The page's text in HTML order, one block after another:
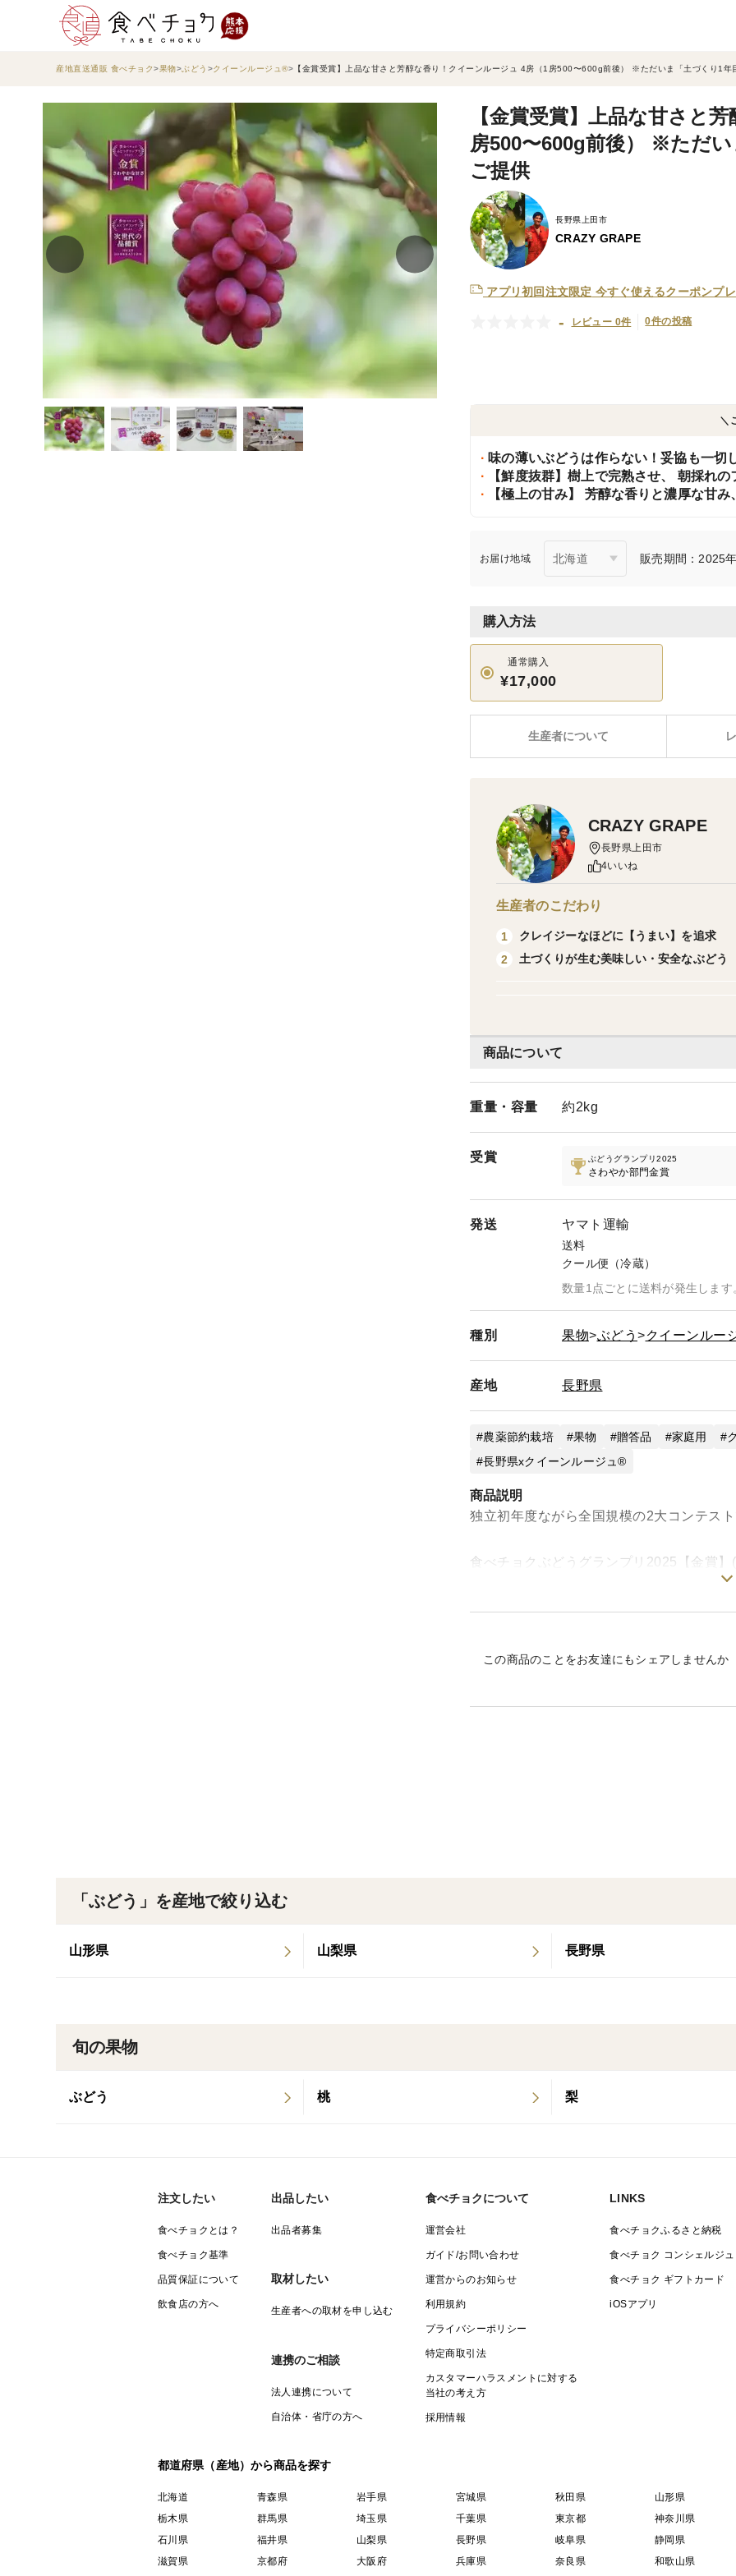
産地直送通販 食べチョク 果物 ぶどう クイーンルージュ®︎ 【金賞受賞】上品な甘さと芳醇な香り！クイーンルージュ 4房（1房500〜600g前後） ※ただいま「土づくり1年
【金賞受賞】上品な甘さと
房500〜600g前後） ※ただ
ご提供
長野県上田市
CRAZY GRAPE
アプリ初回注文限定 今すぐ使えるクーポンプ
- レビュー 0件 0件の投稿
＼
味の薄いぶどうは作らない！妥協も一切
【鮮度抜群】樹上で完熟させ、 朝採れの
【極上の甘み】 芳醇な香りと濃厚な甘
お届け地域 販売期間：2025
購入方法
通常購入
¥17,000
生産者について
商品について
重量・ 容量 約2kg
受賞 ぶどうグランプリ2025
さわやか部門金賞
発送 ヤマト運輸
送料
クール便（冷蔵）
数量1点ごとに送料が発生します
種別 果物 ぶどう クイーンルー
産地 長野県
農薬節約栽培 果物 贈答品 家庭用
長野県xクイーンルージュ®︎
商品説明
独立初年度ながら全国規模の2大コンテス
食べチョクぶどうグランプリ2025【金賞】
野菜ソムリエ協会主催 第2回全国ぶどう選
ぎ、皮が薄く渋みがないうえ、際立つ甘
それがCRAZY GRAPEのぶどうです。
4房（1房約500g〜600g※個体差あり）
■保存方法
到着後はできるだけ早めにお召し上がりく
9月下旬〜10月下旬予定
CRAZY GRAPEのぶどうの一番美味しい
■配送方法
この商品のことをお友達にもシェアしませんか
CRAZY GRAPE
長野県上田市
4いいね
生産者のこだわり
1
クレイジーなほどに【うまい】を追求
2
土づくりが生む美味しい・安全なぶどう
「ぶどう」を産地で絞り込む
山形県 山梨県 長野県
旬の果物
ぶどう 桃 梨
注文したい
食べチョクとは？
食べチョク基準
品質保証について
飲食店の方へ
出品したい
出品者募集
取材したい
生産者への取材を申し込む
連携のご相談
法人連携について
自治体・省庁の方へ
食べチョクについて
運営会社
ガイド/お問い合わせ
運営からのお知らせ
利用規約
プライバシーポリシー
特定商取引法
カスタマーハラスメントに対する
当社の考え方
採用情報
LINKS
食べチョクふるさと納税
食べチョク コンシェルジュ
食べチョク ギフトカード
iOSアプリ
都道府県（産地）から商品を探す
北海道 青森県 岩手県 宮城県 秋田県 山形県
栃木県
群馬県 埼玉県 千葉県 東京都 神奈川県
石川県
福井県 山梨県 長野県 岐阜県 静岡県
滋賀県
京都府 大阪府 兵庫県 奈良県 和歌山県